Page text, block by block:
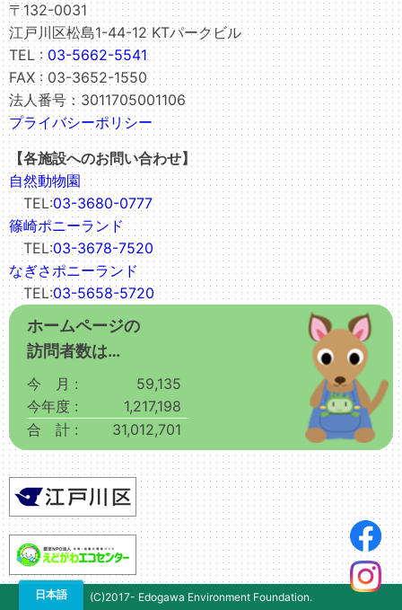
〒132-0031
江戸川区松島1-44-12 KTパークビル
TEL :03-5662-5541
FAX : 03-3652-1550
法人番号：3011705001106
プライバシーポリシー
【各施設へのお問い合わせ】
自然動物園
TEL:03-3680-0777
篠崎ポニーランド
TEL:03-3678-7520
なぎさポニーランド
TEL:03-5658-5720
ホームページの
訪問者数は…
今 月 :
59,135
今年度 :
1,217,198
合 計 :
31,012,701
(C)2017- Edogawa Environment Foundation.